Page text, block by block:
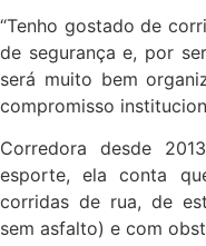
“Tenho gostado de
de segurança e, por
será muito bem
compromisso
Corredora desde
esporte, ela conta
corridas de rua, de
sem asfalto) e com